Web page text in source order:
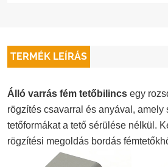
TERMÉK LEÍRÁS
Álló varrás fém tetőbilincs egy
rögzítés csavarral és anyával, amely
tetőformákat a tető sérülése nélkül.
rögzítési megoldás bordás